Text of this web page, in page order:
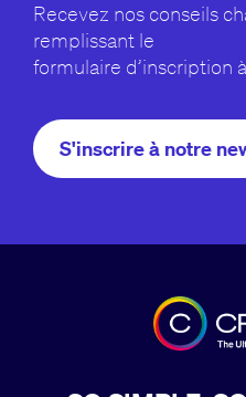
Recevez nos conseils
remplissant le
formulaire d’inscription
S'inscrire à notre